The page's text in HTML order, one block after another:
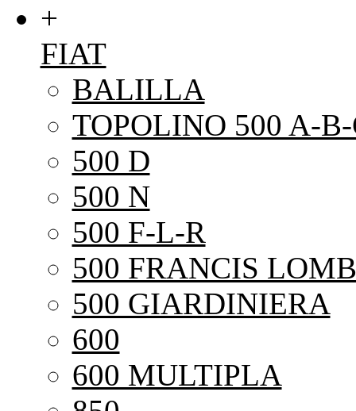
+
FIAT
BALILLA
TOPOLINO 500 A-
500 D
500 N
500 F-L-R
500 FRANCIS
500 GIARDINIERA
600
600 MULTIPLA